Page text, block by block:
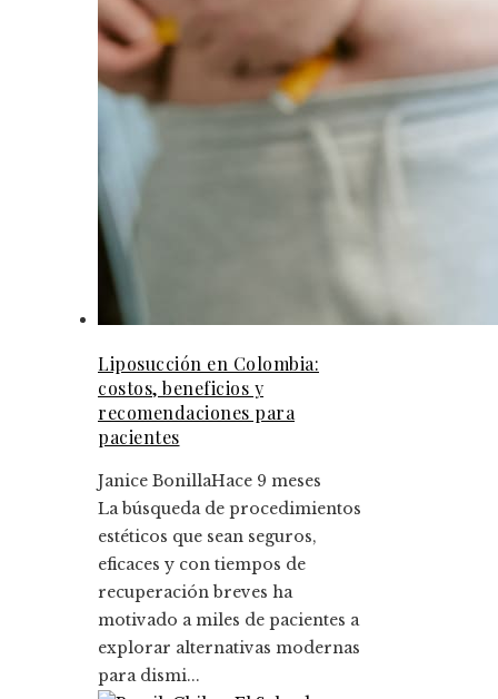
Liposucción en Colombia:
costos, beneficios y
recomendaciones para
pacientes
Janice BonillaHace 9 meses
La búsqueda de procedimientos
estéticos que sean seguros,
eficaces y con tiempos de
recuperación breves ha
motivado a miles de pacientes a
explorar alternativas modernas
para dismi...